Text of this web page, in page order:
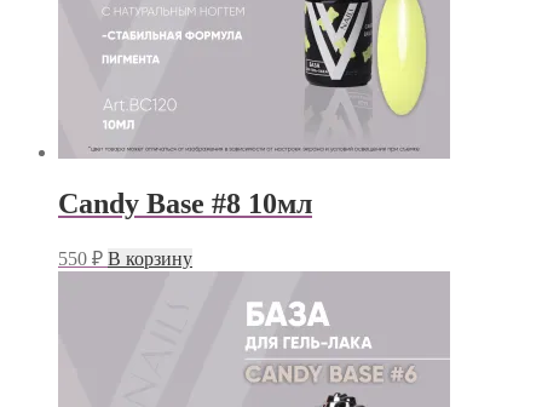
Candy Base #8 10мл
550 ₽ В корзину